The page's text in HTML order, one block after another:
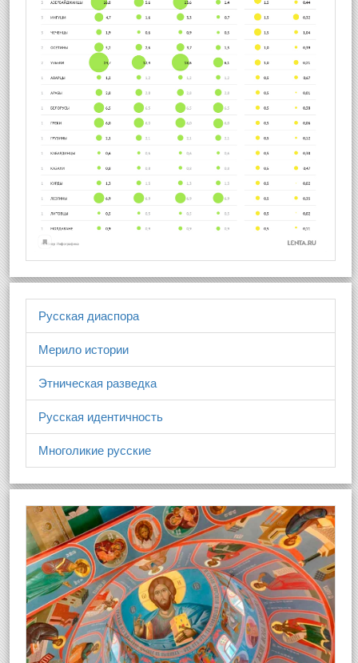
Русская диаспора
Мерило истории
Этническая разведка
Русская идентичность
Многоликие русские